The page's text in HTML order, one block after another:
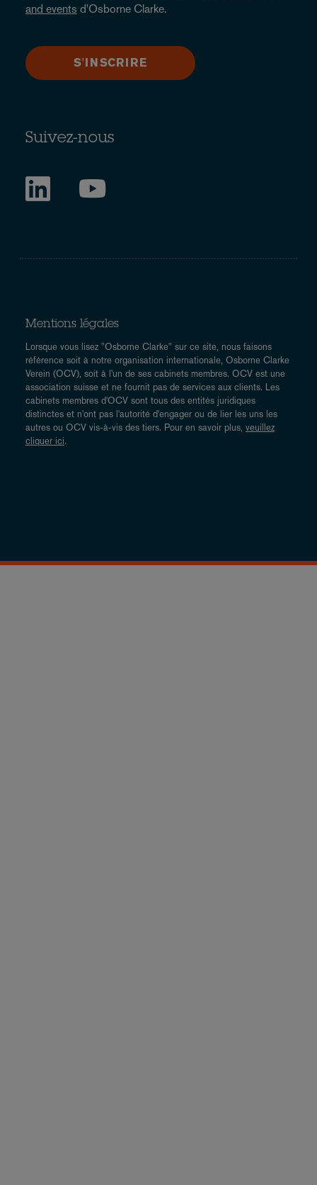
and events d'Osborne Clarke.
S'INSCRIRE
Suivez-nous
Mentions légales
Lorsque vous lisez "Osborne Clarke" sur ce site, nous faisons
référence soit à notre organisation internationale, Osborne Clarke
Verein (OCV), soit à l'un de ses cabinets membres. OCV est une
association suisse et ne fournit pas de services aux clients. Les
cabinets membres d'OCV sont tous des entités juridiques
distinctes et n'ont pas l'autorité d'engager ou de lier les uns les
autres ou OCV vis-à-vis des tiers. Pour en savoir plus, veuillez
cliquer ici.